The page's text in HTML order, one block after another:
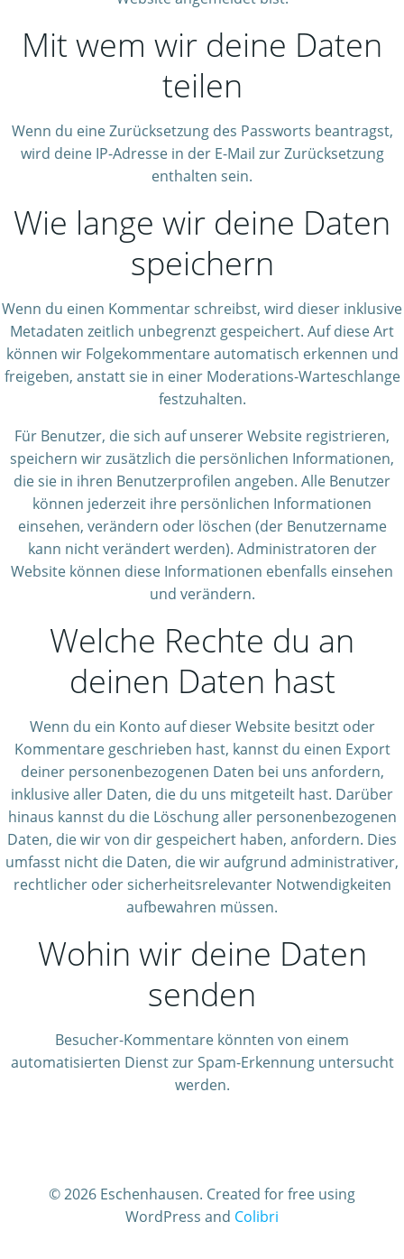
Mit wem wir deine Daten
teilen
Wenn du eine Zurücksetzung des Passworts beantragst,
wird deine IP-Adresse in der E-Mail zur Zurücksetzung
enthalten sein.
Wie lange wir deine Daten
speichern
Wenn du einen Kommentar schreibst, wird dieser inklusive
Metadaten zeitlich unbegrenzt gespeichert. Auf diese Art
können wir Folgekommentare automatisch erkennen und
freigeben, anstatt sie in einer Moderations-Warteschlange
festzuhalten.
Für Benutzer, die sich auf unserer Website registrieren,
speichern wir zusätzlich die persönlichen Informationen,
die sie in ihren Benutzerprofilen angeben. Alle Benutzer
können jederzeit ihre persönlichen Informationen
einsehen, verändern oder löschen (der Benutzername
kann nicht verändert werden). Administratoren der
Website können diese Informationen ebenfalls einsehen
und verändern.
Welche Rechte du an
deinen Daten hast
Wenn du ein Konto auf dieser Website besitzt oder
Kommentare geschrieben hast, kannst du einen Export
deiner personenbezogenen Daten bei uns anfordern,
inklusive aller Daten, die du uns mitgeteilt hast. Darüber
hinaus kannst du die Löschung aller personenbezogenen
Daten, die wir von dir gespeichert haben, anfordern. Dies
umfasst nicht die Daten, die wir aufgrund administrativer,
rechtlicher oder sicherheitsrelevanter Notwendigkeiten
aufbewahren müssen.
Wohin wir deine Daten
senden
Besucher-Kommentare könnten von einem
automatisierten Dienst zur Spam-Erkennung untersucht
werden.
© 2026 Eschenhausen. Created for free using
WordPress and Colibri